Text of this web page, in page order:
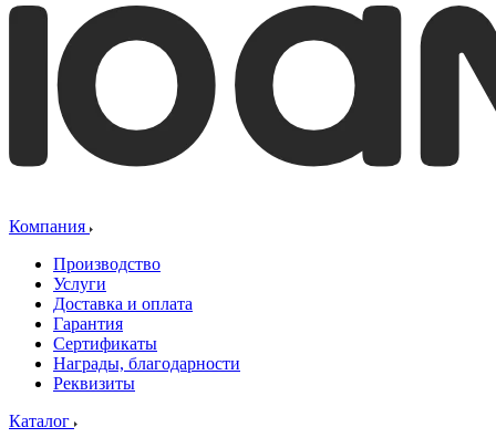
Компания
Производство
Услуги
Доставка и оплата
Гарантия
Сертификаты
Награды, благодарности
Реквизиты
Каталог